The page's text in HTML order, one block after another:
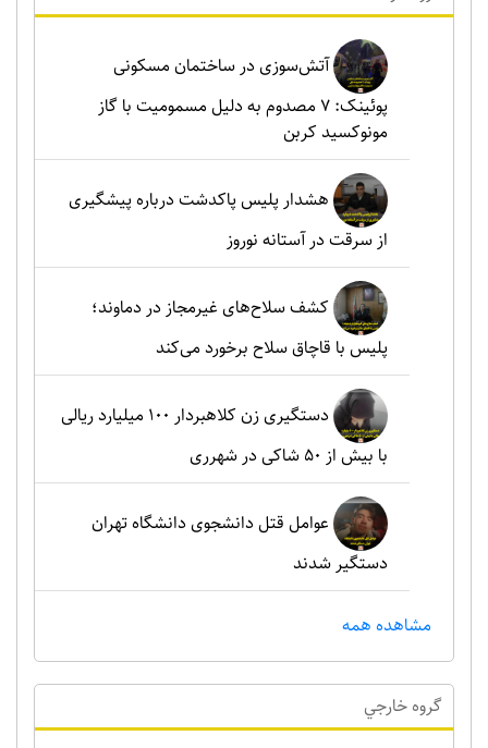
آتش‌سوزی در ساختمان مسکونی
پوئینک: 7 مصدوم به دلیل مسمومیت با گاز
مونوکسید کربن
هشدار پلیس پاکدشت درباره پیشگیری
از سرقت در آستانه نوروز
کشف سلاح‌های غیرمجاز در دماوند؛
پلیس با قاچاق سلاح برخورد می‌کند
دستگیری زن کلاهبردار ۱۰۰ میلیارد ریالی
با بیش از ۵۰ شاکی در شهرری
عوامل قتل دانشجوی دانشگاه تهران
دستگیر شدند
مشاهده همه
گروه خارجي